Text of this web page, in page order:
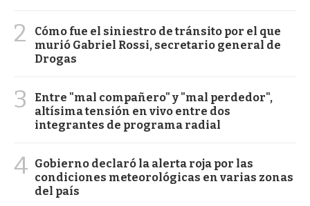
2
Cómo fue el siniestro de tránsito por el que
murió Gabriel Rossi, secretario general de
Drogas
3
Entre "mal compañero" y "mal perdedor",
altísima tensión en vivo entre dos
integrantes de programa radial
4 Gobierno declaró la alerta roja por las
condiciones meteorológicas en varias zonas
del país